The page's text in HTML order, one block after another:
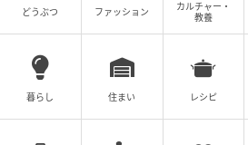
どうぶつ ファッション
カルチャー・
教養
暮らし 住まい レシピ